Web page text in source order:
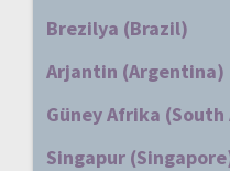
Brezilya (Brazil)
Arjantin (Argentina)
Güney Afrika
Singapur